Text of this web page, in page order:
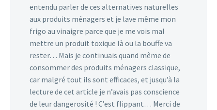
entendu parler de ces alternatives naturelles
aux produits ménagers et je lave même mon
frigo au vinaigre parce que je me vois mal
mettre un produit toxique là ou la bouffe va
rester… Mais je continuais quand même de
consommer des produits ménagers classique,
car malgré tout ils sont efficaces, et jusqu’à la
lecture de cet article je n’avais pas conscience
de leur dangerosité ! C’est flippant… Merci de